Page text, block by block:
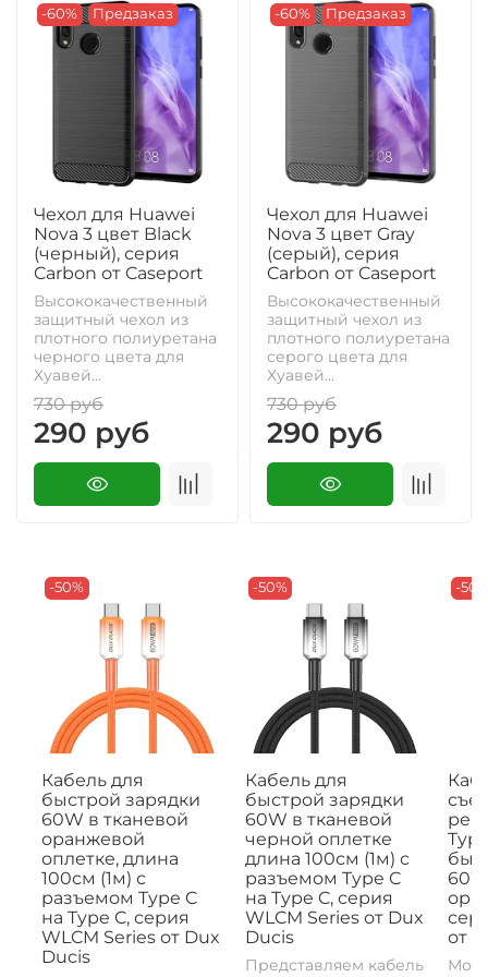
-60% Предзаказ
Чехол для Huawei
Nova 3 цвет Black
(черный), серия
Carbon от Caseport
Высококачественный
защитный чехол из
плотного полиуретана
черного цвета для
Хуавей...
730 руб
290 руб
-60% Предзаказ
Чехол для Huawei
Nova 3 цвет Gray
(серый), серия
Carbon от Caseport
Высококачественный
защитный чехол из
плотного полиуретана
серого цвета для
Хуавей...
730 руб
290 руб
-50%
Кабель для
быстрой зарядки
60W в тканевой
оранжевой
оплетке, длина
100см (1м) с
разъемом Type C
на Type C, серия
WLCM Series от Dux
Ducis
-50%
Кабель для
быстрой зарядки
60W в тканевой
черной оплетке
длина 100см (1м) с
разъемом Type C
на Type C, серия
WLCM Series от Dux
Ducis
Представляем кабель
-
от